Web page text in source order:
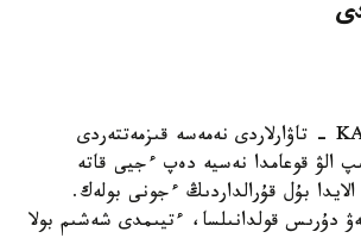
استانا. KAZINFORM - تاۋارلاردى نەمەسە قىزمەتتەردى
الۋ قوعامدا نەسيە دەپ ءجيى قاتە
بۇل قۇرالداردىڭ ءجونى بولەك.
دۇرىس قولدانىلسا، ءتيىمدى شەشىم بولا